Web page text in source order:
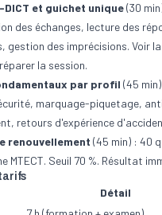
DICT et guichet unique(30
des échanges, lecture des
gestion des imprécisions. Voir
la session.
par profil (45
marquage-piquetage,
retours d'expérience
renouvellement (45 min) : 40
MTECT. Seuil 70 %. Résultat
Détail